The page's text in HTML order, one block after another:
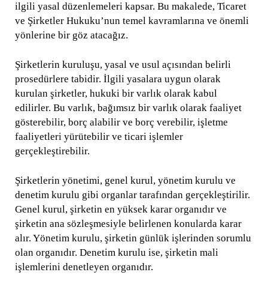
ilgili yasal düzenlemeleri kapsar. Bu makalede, Ticaret
ve Şirketler Hukuku’nun temel kavramlarına ve önemli
yönlerine bir göz atacağız.
Şirketlerin kuruluşu, yasal ve usul açısından belirli
prosedürlere tabidir. İlgili yasalara uygun olarak
kurulan şirketler, hukuki bir varlık olarak kabul
edilirler. Bu varlık, bağımsız bir varlık olarak faaliyet
gösterebilir, borç alabilir ve borç verebilir, işletme
faaliyetleri yürütebilir ve ticari işlemler
gerçekleştirebilir.
Şirketlerin yönetimi, genel kurul, yönetim kurulu ve
denetim kurulu gibi organlar tarafından gerçekleştirilir.
Genel kurul, şirketin en yüksek karar organıdır ve
şirketin ana sözleşmesiyle belirlenen konularda karar
alır. Yönetim kurulu, şirketin günlük işlerinden sorumlu
olan organıdır. Denetim kurulu ise, şirketin mali
işlemlerini denetleyen organıdır.